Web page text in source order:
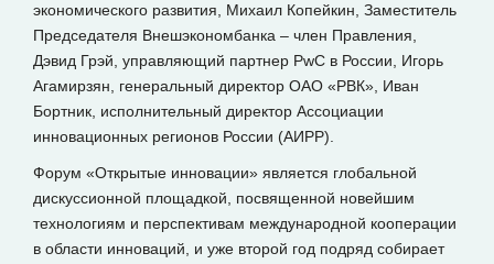
экономического развития, Михаил Копейкин, Заместитель
Председателя Внешэкономбанка – член Правления,
Дэвид Грэй, управляющий партнер PwC в России, Игорь
Агамирзян, генеральный директор ОАО «РВК», Иван
Бортник, исполнительный директор Ассоциации
инновационных регионов России (АИРР).
Форум «Открытые инновации» является глобальной
дискуссионной площадкой, посвященной новейшим
технологиям и перспективам международной кооперации
в области инноваций, и уже второй год подряд собирает